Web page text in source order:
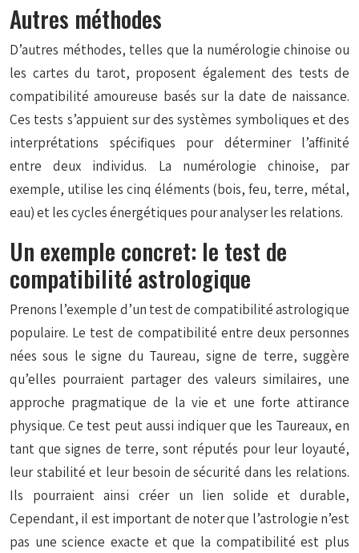
Autres méthodes
D’autres méthodes, telles que la numérologie chinoise ou
les cartes du tarot, proposent également des tests de
compatibilité amoureuse basés sur la date de naissance.
Ces tests s’appuient sur des systèmes symboliques et des
interprétations spécifiques pour déterminer l’affinité
entre deux individus. La numérologie chinoise, par
exemple, utilise les cinq éléments (bois, feu, terre, métal,
eau) et les cycles énergétiques pour analyser les relations.
Un exemple concret: le test de
compatibilité astrologique
Prenons l’exemple d’un test de compatibilité astrologique
populaire. Le test de compatibilité entre deux personnes
nées sous le signe du Taureau, signe de terre, suggère
qu’elles pourraient partager des valeurs similaires, une
approche pragmatique de la vie et une forte attirance
physique. Ce test peut aussi indiquer que les Taureaux, en
tant que signes de terre, sont réputés pour leur loyauté,
leur stabilité et leur besoin de sécurité dans les relations.
Ils pourraient ainsi créer un lien solide et durable,
Cependant, il est important de noter que l’astrologie n’est
pas une science exacte et que la compatibilité est plus